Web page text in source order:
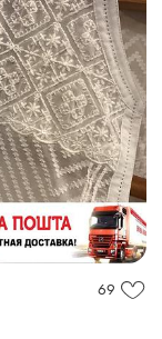
69